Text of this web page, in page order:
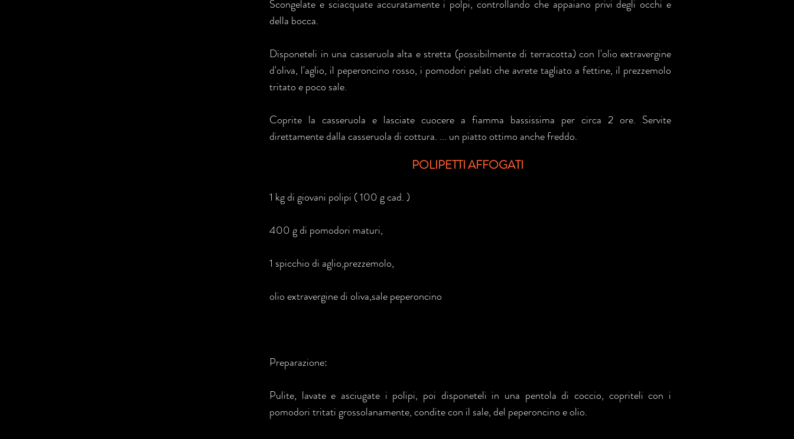
Scongelate e sciacquate accuratamente i polpi, controllando che appaiano privi degli occhi e
della bocca.
Disponeteli in una casseruola alta e stretta (possibilmente di terracotta) con l'olio extravergine
d'oliva, l'aglio, il peperoncino rosso, i pomodori pelati che avrete tagliato a fettine, il prezzemolo
tritato e poco sale.
Coprite la casseruola e lasciate cuocere a fiamma bassissima per circa 2 ore. Servite
direttamente dalla casseruola di cottura. ... un piatto ottimo anche freddo.
POLIPETTI AFFOGATI
1 kg di giovani polipi ( 100 g cad. )
400 g di pomodori maturi,
1 spicchio di aglio,prezzemolo,
olio extravergine di oliva,sale peperoncino
Preparazione:
Pulite, lavate e asciugate i polipi, poi disponeteli in una pentola di coccio, copriteli con i
pomodori tritati grossolanamente, condite con il sale, del peperoncino e olio.